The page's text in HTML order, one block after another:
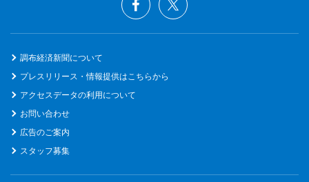
調布経済新聞について
プレスリリース・情報提供はこちらから
アクセスデータの利用について
お問い合わせ
広告のご案内
スタッフ募集